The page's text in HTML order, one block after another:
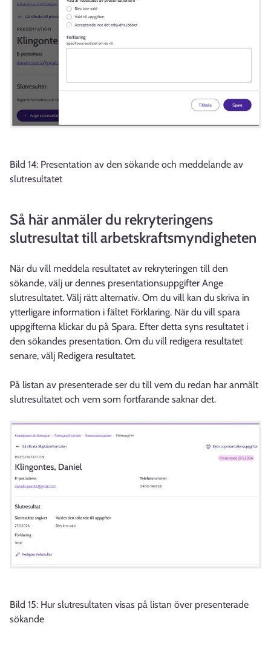
Bild 14: Presentation av den sökande och meddelande av
slutresultatet
Så här anmäler du rekryteringens
slutresultat till arbetskraftsmyndigheten
När du vill meddela resultatet av rekryteringen till den
sökande, välj ur dennes presentationsuppgifter Ange
slutresultatet. Välj rätt alternativ. Om du vill kan du skriva in
ytterligare information i fältet Förklaring. När du vill spara
uppgifterna klickar du på Spara. Efter detta syns resultatet i
den sökandes presentation. Om du vill redigera resultatet
senare, välj Redigera resultatet.
På listan av presenterade ser du till vem du redan har anmält
slutresultatet och vem som fortfarande saknar det.
Bild 15: Hur slutresultaten visas på listan över presenterade
sökande